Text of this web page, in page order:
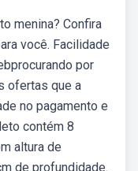
menina? Confira
você. Facilidade
por
ofertas que a
no pagamento e
contém 8
altura de
de profundidade.